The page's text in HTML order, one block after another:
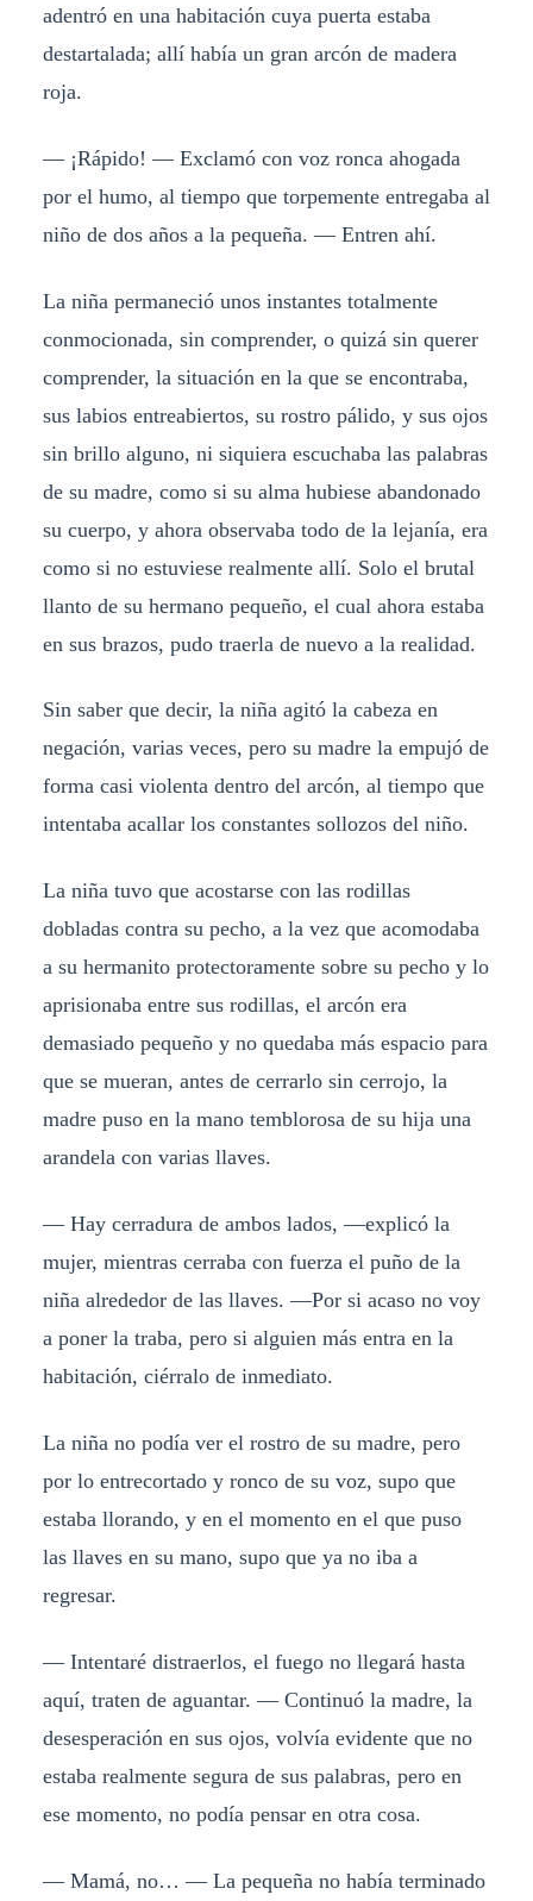
adentró en una habitación cuya puerta estaba
destartalada; allí había un gran arcón de madera
roja.
— ¡Rápido! — Exclamó con voz ronca ahogada
por el humo, al tiempo que torpemente entregaba al
niño de dos años a la pequeña. — Entren ahí.
La niña permaneció unos instantes totalmente
conmocionada, sin comprender, o quizá sin querer
comprender, la situación en la que se encontraba,
sus labios entreabiertos, su rostro pálido, y sus ojos
sin brillo alguno, ni siquiera escuchaba las palabras
de su madre, como si su alma hubiese abandonado
su cuerpo, y ahora observaba todo de la lejanía, era
como si no estuviese realmente allí. Solo el brutal
llanto de su hermano pequeño, el cual ahora estaba
en sus brazos, pudo traerla de nuevo a la realidad.
Sin saber que decir, la niña agitó la cabeza en
negación, varias veces, pero su madre la empujó de
forma casi violenta dentro del arcón, al tiempo que
intentaba acallar los constantes sollozos del niño.
La niña tuvo que acostarse con las rodillas
dobladas contra su pecho, a la vez que acomodaba
a su hermanito protectoramente sobre su pecho y lo
aprisionaba entre sus rodillas, el arcón era
demasiado pequeño y no quedaba más espacio para
que se mueran, antes de cerrarlo sin cerrojo, la
madre puso en la mano temblorosa de su hija una
arandela con varias llaves.
— Hay cerradura de ambos lados, —explicó la
mujer, mientras cerraba con fuerza el puño de la
niña alrededor de las llaves. —Por si acaso no voy
a poner la traba, pero si alguien más entra en la
habitación, ciérralo de inmediato.
La niña no podía ver el rostro de su madre, pero
por lo entrecortado y ronco de su voz, supo que
estaba llorando, y en el momento en el que puso
las llaves en su mano, supo que ya no iba a
regresar.
— Intentaré distraerlos, el fuego no llegará hasta
aquí, traten de aguantar. — Continuó la madre, la
desesperación en sus ojos, volvía evidente que no
estaba realmente segura de sus palabras, pero en
ese momento, no podía pensar en otra cosa.
— Mamá, no… — La pequeña no había terminado